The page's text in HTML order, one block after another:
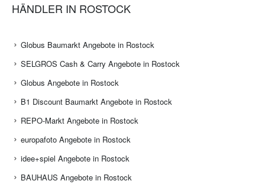
HÄNDLER IN ROSTOCK
Globus Baumarkt Angebote in Rostock
SELGROS Cash & Carry Angebote in Rostock
Globus Angebote in Rostock
B1 Discount Baumarkt Angebote in Rostock
REPO-Markt Angebote in Rostock
europafoto Angebote in Rostock
idee+spiel Angebote in Rostock
BAUHAUS Angebote in Rostock